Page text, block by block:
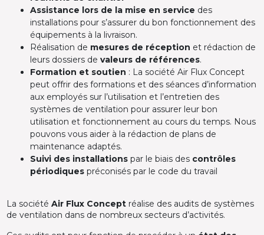
Assistance lors de la mise en service des
installations pour s’assurer du bon fonctionnement des
équipements à la livraison.
Réalisation de mesures de réception et rédaction de
leurs dossiers de valeurs de références.
Formation et soutien : La société Air Flux Concept
peut offrir des formations et des séances d’information
aux employés sur l’utilisation et l’entretien des
systèmes de ventilation pour assurer leur bon
utilisation et fonctionnement au cours du temps. Nous
pouvons vous aider à la rédaction de plans de
maintenance adaptés.
Suivi des installations par le biais des contrôles
périodiques préconisés par le code du travail
La société Air Flux Concept réalise des audits de systèmes
de ventilation dans de nombreux secteurs d’activités.